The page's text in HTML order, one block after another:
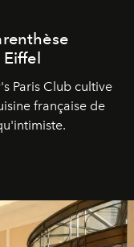
Paris Club cultive
française de